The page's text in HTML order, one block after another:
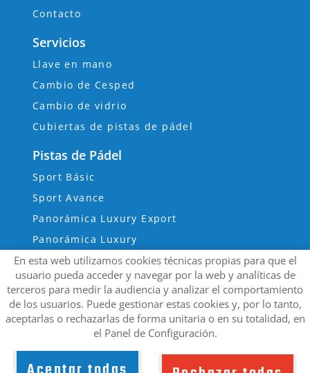
En esta web utilizamos cookies técnicas propias para que el
usuario pueda acceder y navegar por la web y analíticas de
terceros para medir la audiencia y analizar el comportamiento
de los usuarios. Puede gestionar estas cookies y, por lo tanto,
aceptarlas o rechazarlas de forma unitaria o en su totalidad, en
el Panel de Configuración.
Contacto
Servicios
Llave en mano
Cambio de Cesped
Cambio de vidrio
Cubiertas de pistas de pádel
Pistas de Pádel
Sport Básic
Sport Avance
Panorámica Luxury Export
Panorámica Luxury
Pista Super Panorámica
Pista pádel muro
Aviso Legal
Política de Privacidad de Datos
padelfanvalencia.com